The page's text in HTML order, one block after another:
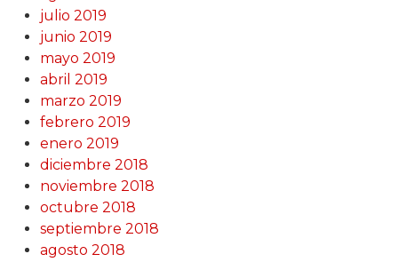
julio 2019
junio 2019
mayo 2019
abril 2019
marzo 2019
febrero 2019
enero 2019
diciembre 2018
noviembre 2018
octubre 2018
septiembre 2018
agosto 2018